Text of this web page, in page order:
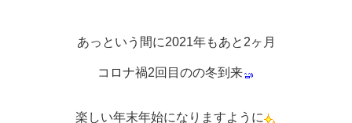
あっという間に2021年もあと2ヶ月
コロナ禍2回目のの冬到来
楽しい年末年始になりますように